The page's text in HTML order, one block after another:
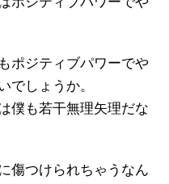
ポジティブパワーでや
でしょうか。
僕も若干無理矢理だな
傷つけられちゃうなん